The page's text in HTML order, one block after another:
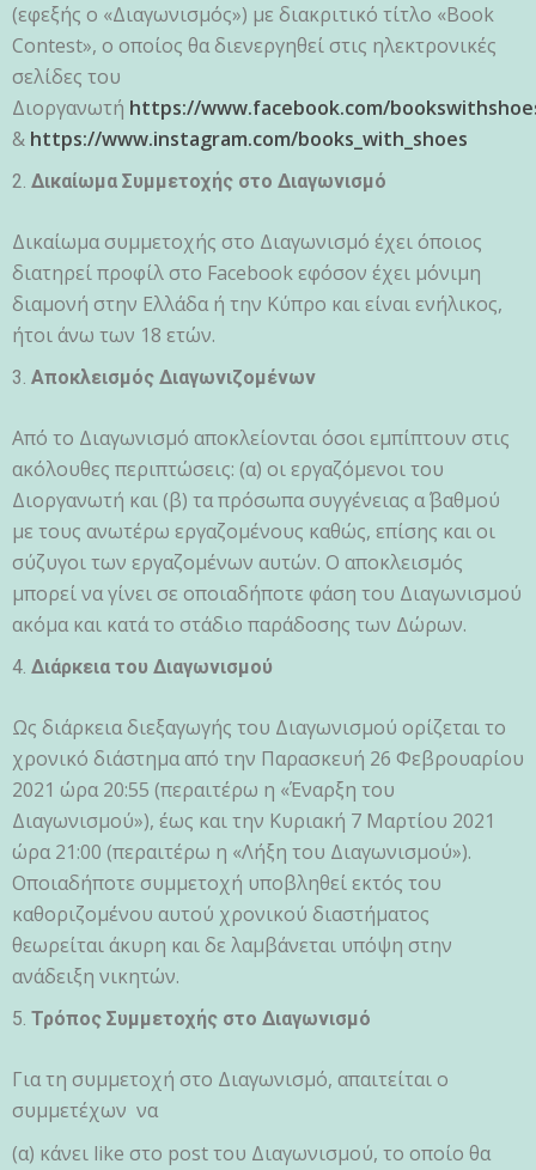
(εφεξής ο «Διαγωνισμός») με διακριτικό τίτλο «Book
Contest», o οποίος θα διενεργηθεί στις ηλεκτρονικές
σελίδες του
Διοργανωτή https://www.facebook.com/
& https://www.instagram.com/books_with_shoes
Δικαίωμα Συμμετοχής στο Διαγωνισμό
Δικαίωμα συμμετοχής στο Διαγωνισμό έχει όποιος
διατηρεί προφίλ στο Facebook εφόσον έχει μόνιμη
διαμονή στην Ελλάδα ή την Κύπρο και είναι ενήλικος,
ήτοι άνω των 18 ετών.
Αποκλεισμός Διαγωνιζομένων
Από το Διαγωνισμό αποκλείονται όσοι εμπίπτουν στις
ακόλουθες περιπτώσεις: (α) οι εργαζόμενοι του
Διοργανωτή και (β) τα πρόσωπα συγγένειας α΄ βαθμού
με τους ανωτέρω εργαζoμένους καθώς, επίσης και οι
σύζυγοι των εργαζομένων αυτών. Ο αποκλεισμός
μπορεί να γίνει σε οποιαδήποτε φάση του Διαγωνισμού
ακόμα και κατά το στάδιο παράδοσης των Δώρων.
Διάρκεια του Διαγωνισμού
Ως διάρκεια διεξαγωγής του Διαγωνισμού ορίζεται το
χρονικό διάστημα από την Παρασκευή 26 Φεβρουαρίου
2021 ώρα 20:55 (περαιτέρω η «Έναρξη του
Διαγωνισμού»), έως και την Κυριακή 7 Μαρτίου 2021
ώρα 21:00 (περαιτέρω η «Λήξη του Διαγωνισμού»).
Οποιαδήποτε συμμετοχή υποβληθεί εκτός του
καθοριζομένου αυτού χρονικού διαστήματος
θεωρείται άκυρη και δε λαμβάνεται υπόψη στην
ανάδειξη νικητών.
Τρόπος Συμμετοχής στο Διαγωνισμό
Για τη συμμετοχή στο Διαγωνισμό, απαιτείται ο
συμμετέχων να
(α) κάνει like στο post του Διαγωνισμού, το οποίο θα